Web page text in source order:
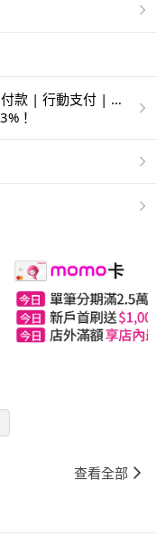
款 | 行動支付 | 超
！
查看全部